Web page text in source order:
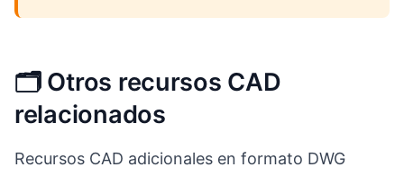
🗂️ Otros recursos CAD
relacionados
Recursos CAD adicionales en formato DWG